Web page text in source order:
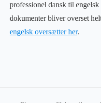
professionel dansk til
dokumenter bliver overset
engelsk oversætter her.